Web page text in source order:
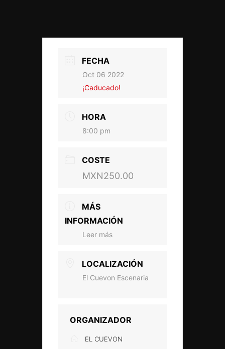
FECHA
Oct 06 2022
¡Caducado!
HORA
8:00 pm
COSTE
MXN250.00
MÁS
INFORMACIÓN
Leer más
LOCALIZACIÓN
El Cuevon Escenaria
ORGANIZADOR
EL CUEVON